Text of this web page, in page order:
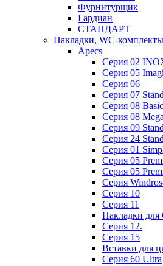
Фурнитурщик
Гардиан
СТАНДАРТ
Накладки, WC-комплекты
Apecs
Cерия 02
Cерия 05
Cерия 06
Cерия 07
Cерия 08 Basic
Cерия 08
Cерия 09
Cерия 24
Серия 01
Серия 05
Серия 05
Cерия
Серия 10
Серия 11
Накладки для
Серия 12.
Серия 15
Вставки для
Серия 60 Ultra